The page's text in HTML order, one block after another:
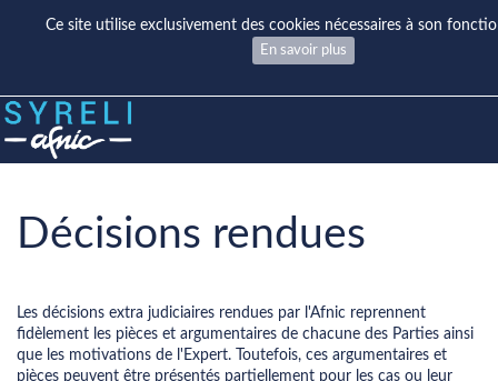
Ce site utilise exclusivement des cookies nécessaires à son
En savoir plus
Décisions rendues
Les décisions extra judiciaires rendues par l'Afnic reprennent
fidèlement les pièces et argumentaires de chacune des Parties ainsi
que les motivations de l'Expert. Toutefois, ces argumentaires et
pièces peuvent être présentés partiellement pour les cas ou leur